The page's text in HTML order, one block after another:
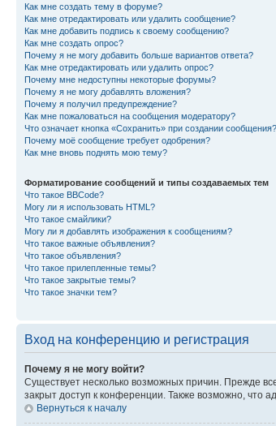
Как мне создать тему в форуме?
Как мне отредактировать или удалить сообщение?
Как мне добавить подпись к своему сообщению?
Как мне создать опрос?
Почему я не могу добавить больше вариантов ответа?
Как мне отредактировать или удалить опрос?
Почему мне недоступны некоторые форумы?
Почему я не могу добавлять вложения?
Почему я получил предупреждение?
Как мне пожаловаться на сообщения модератору?
Что означает кнопка «Сохранить» при создании сообщения?
Почему моё сообщение требует одобрения?
Как мне вновь поднять мою тему?
Форматирование сообщений и типы создаваемых тем
Что такое BBCode?
Могу ли я использовать HTML?
Что такое смайлики?
Могу ли я добавлять изображения к сообщениям?
Что такое важные объявления?
Что такое объявления?
Что такое прилепленные темы?
Что такое закрытые темы?
Что такое значки тем?
Вход на конференцию и регистрация
Почему я не могу войти?
Существует несколько возможных причин. Прежде
закрыт доступ к конференции. Также возможно, что
Вернуться к началу